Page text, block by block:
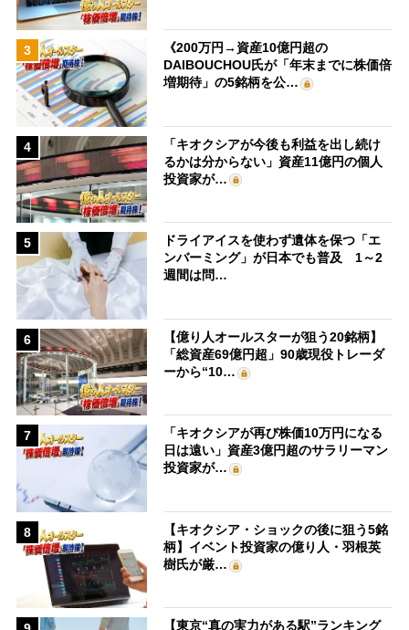
3
《200万円→資産10億円超の
DAIBOUCHOU氏が「年末までに株価倍
増期待」の5銘柄を公…
4
「キオクシアが今後も利益を出し続け
るかは分からない」資産11億円の個人
投資家が…
5
ドライアイスを使わず遺体を保つ「エ
ンバーミング」が日本でも普及 1～2
週間は問…
6
【億り人オールスターが狙う20銘柄】
「総資産69億円超」90歳現役トレーダ
ーから“10…
7
「キオクシアが再び株価10万円になる
日は遠い」資産3億円超のサラリーマン
投資家が…
8
【キオクシア・ショックの後に狙う5銘
柄】イベント投資家の億り人・羽根英
樹氏が厳…
【東京“真の実力がある駅”ランキング